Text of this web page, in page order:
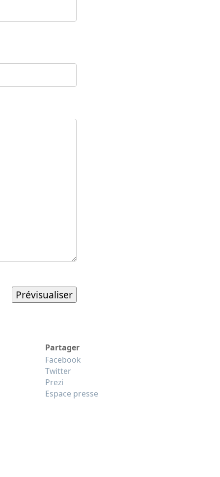
Partager
Facebook
Twitter
Prezi
Espace presse